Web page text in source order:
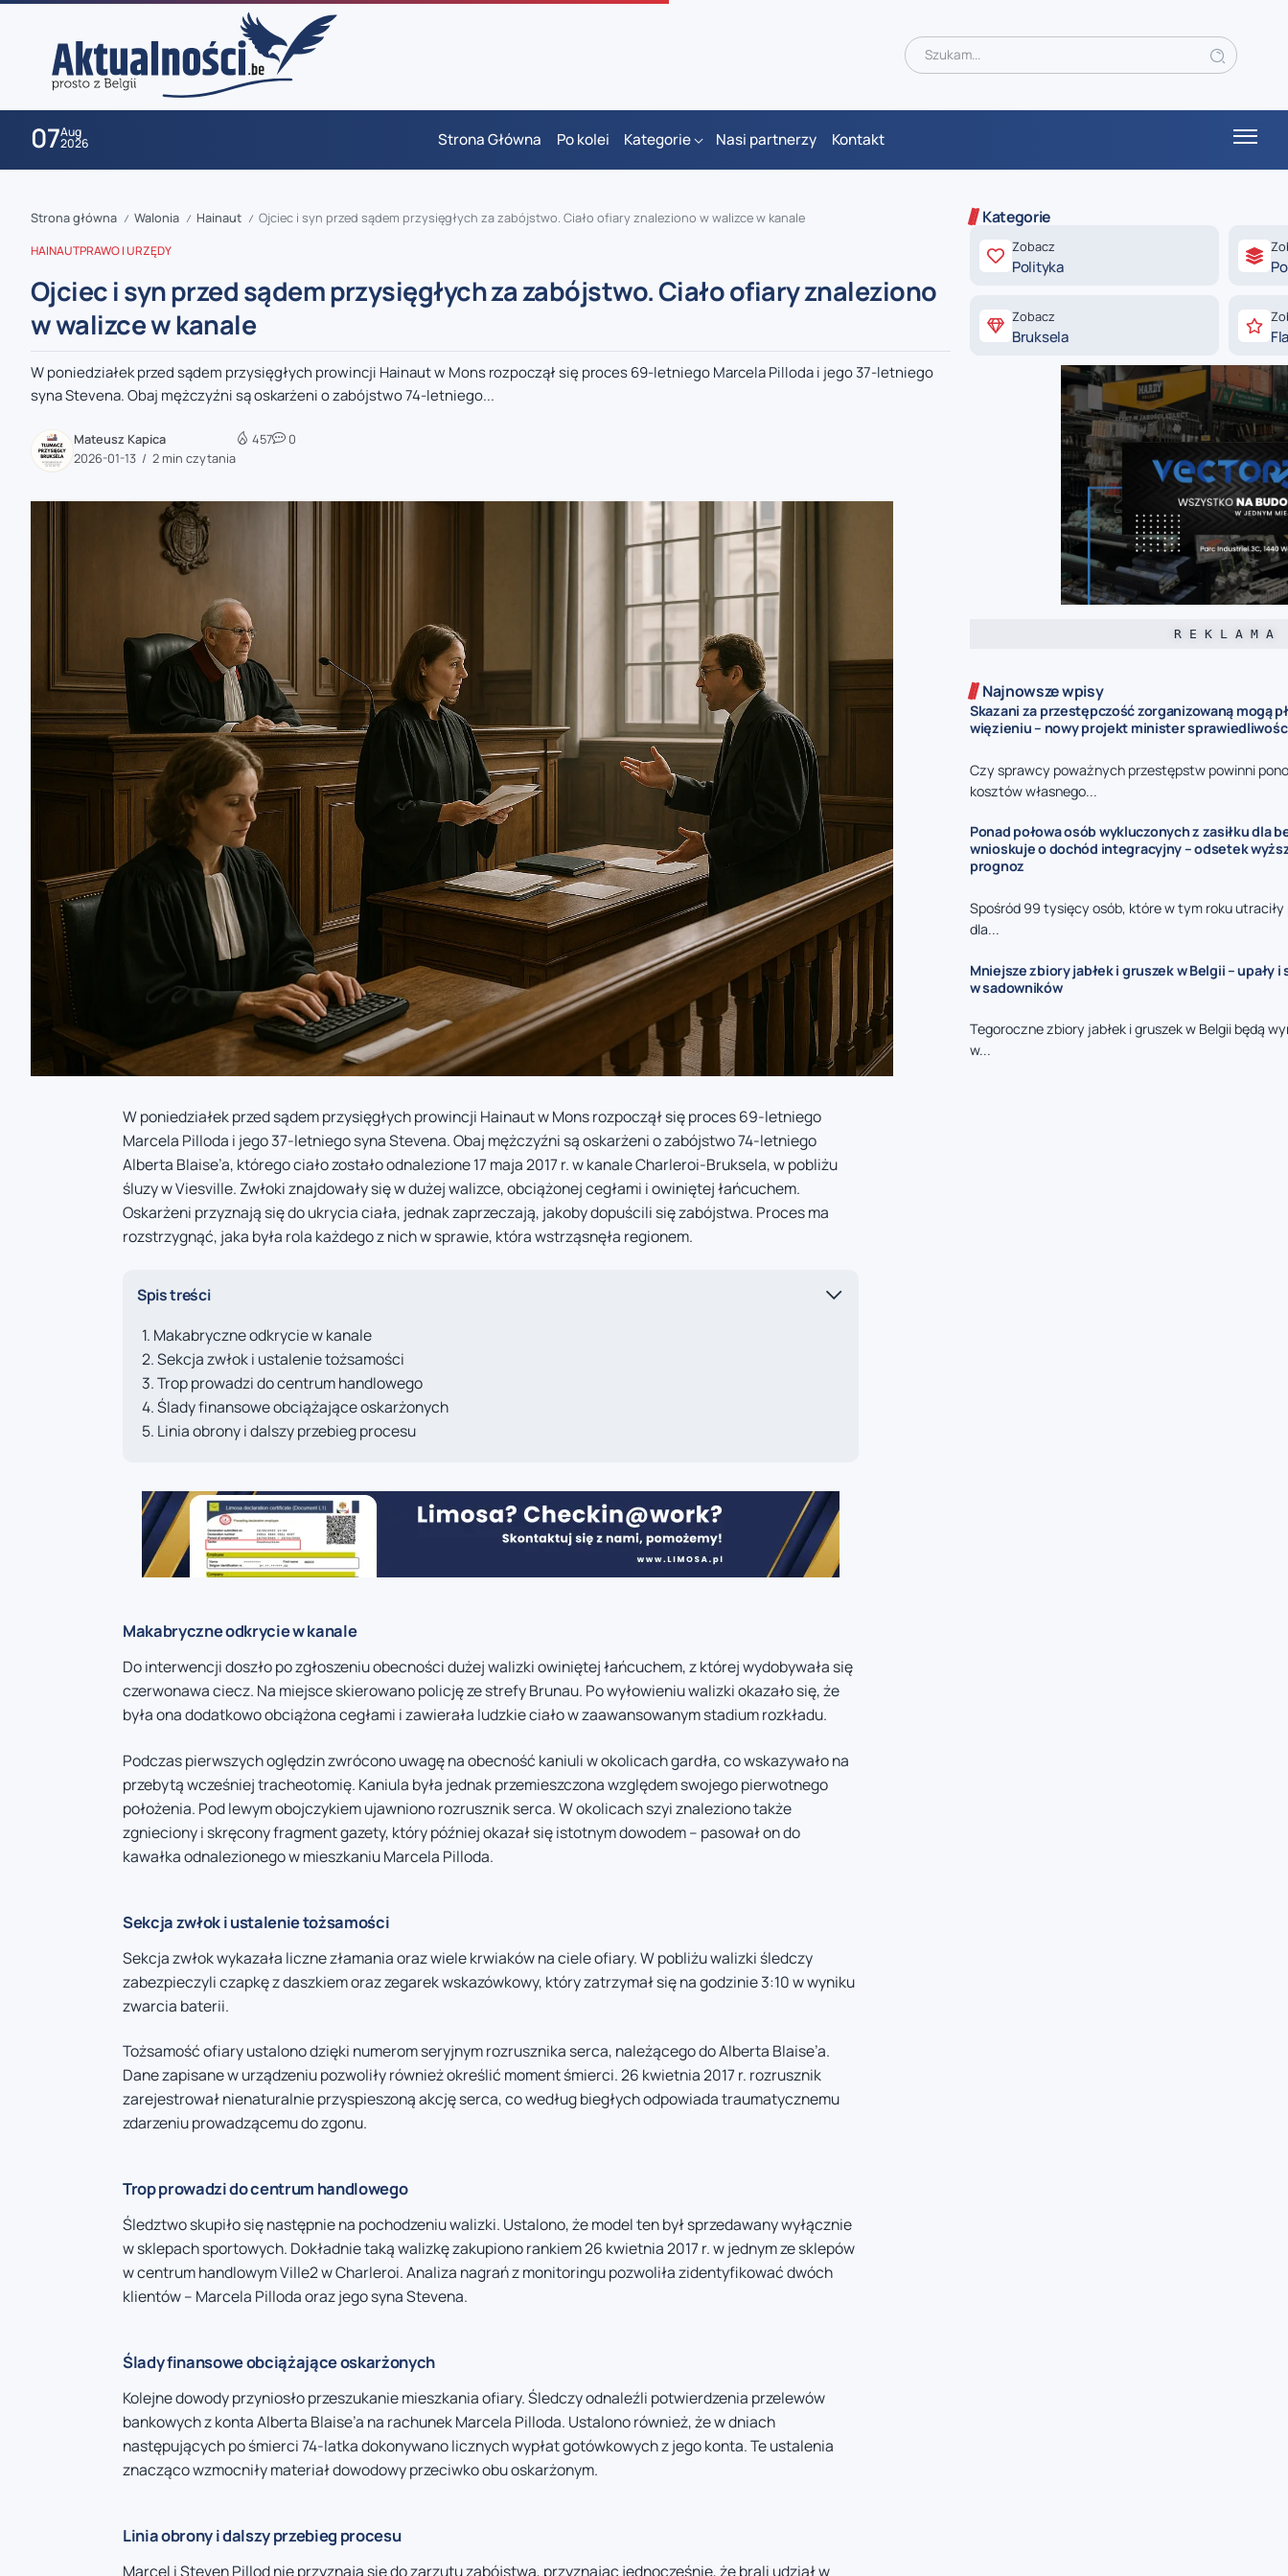
07Aug
2026 Strona Główna Po kolei Kategorie Nasi partnerzy Kontakt
zaobserwuj nas
zaobserwuj nas
zaobserwuj nas
Strona główna / Walonia / Hainaut / Ojciec i syn przed sądem przysięgłych za zabójstwo. Ciało ofiary znaleziono w walizce w kanale
HAINAUTPRAWO I URZĘDY
Ojciec i syn przed sądem przysięgłych za zabójstwo. Ciało ofiary znaleziono
w walizce w kanale
W poniedziałek przed sądem przysięgłych prowincji Hainaut w Mons rozpoczął się proces 69-letniego Marcela Pilloda i jego 37-letniego
syna Stevena. Obaj mężczyźni są oskarżeni o zabójstwo 74-letniego...
Mateusz Kapica
2026-01-13
2 min czytania
457 0
W poniedziałek przed sądem przysięgłych prowincji Hainaut w Mons rozpoczął się proces 69-letniego
Marcela Pilloda i jego 37-letniego syna Stevena. Obaj mężczyźni są oskarżeni o zabójstwo 74-letniego
Alberta Blaise’a, którego ciało zostało odnalezione 17 maja 2017 r. w kanale Charleroi-Bruksela, w pobliżu
śluzy w Viesville. Zwłoki znajdowały się w dużej walizce, obciążonej cegłami i owiniętej łańcuchem.
Oskarżeni przyznają się do ukrycia ciała, jednak zaprzeczają, jakoby dopuścili się zabójstwa. Proces ma
rozstrzygnąć, jaka była rola każdego z nich w sprawie, która wstrząsnęła regionem.
Spis treści
Makabryczne odkrycie w kanale
Sekcja zwłok i ustalenie tożsamości
Trop prowadzi do centrum handlowego
Ślady finansowe obciążające oskarżonych
Linia obrony i dalszy przebieg procesu
Makabryczne odkrycie w kanale
Do interwencji doszło po zgłoszeniu obecności dużej walizki owiniętej łańcuchem, z której wydobywała się
czerwonawa ciecz. Na miejsce skierowano policję ze strefy Brunau. Po wyłowieniu walizki okazało się, że
była ona dodatkowo obciążona cegłami i zawierała ludzkie ciało w zaawansowanym stadium rozkładu.
Podczas pierwszych oględzin zwrócono uwagę na obecność kaniuli w okolicach gardła, co wskazywało na
przebytą wcześniej tracheotomię. Kaniula była jednak przemieszczona względem swojego pierwotnego
położenia. Pod lewym obojczykiem ujawniono rozrusznik serca. W okolicach szyi znaleziono także
zgnieciony i skręcony fragment gazety, który później okazał się istotnym dowodem – pasował on do
kawałka odnalezionego w mieszkaniu Marcela Pilloda.
Sekcja zwłok i ustalenie tożsamości
Sekcja zwłok wykazała liczne złamania oraz wiele krwiaków na ciele ofiary. W pobliżu walizki śledczy
zabezpieczyli czapkę z daszkiem oraz zegarek wskazówkowy, który zatrzymał się na godzinie 3:10 w wyniku
zwarcia baterii.
Tożsamość ofiary ustalono dzięki numerom seryjnym rozrusznika serca, należącego do Alberta Blaise’a.
Dane zapisane w urządzeniu pozwoliły również określić moment śmierci. 26 kwietnia 2017 r. rozrusznik
zarejestrował nienaturalnie przyspieszoną akcję serca, co według biegłych odpowiada traumatycznemu
zdarzeniu prowadzącemu do zgonu.
Trop prowadzi do centrum handlowego
Śledztwo skupiło się następnie na pochodzeniu walizki. Ustalono, że model ten był sprzedawany wyłącznie
w sklepach sportowych. Dokładnie taką walizkę zakupiono rankiem 26 kwietnia 2017 r. w jednym ze sklepów
w centrum handlowym Ville2 w Charleroi. Analiza nagrań z monitoringu pozwoliła zidentyfikować dwóch
klientów – Marcela Pilloda oraz jego syna Stevena.
Ślady finansowe obciążające oskarżonych
Kolejne dowody przyniosło przeszukanie mieszkania ofiary. Śledczy odnaleźli potwierdzenia przelewów
bankowych z konta Alberta Blaise’a na rachunek Marcela Pilloda. Ustalono również, że w dniach
następujących po śmierci 74-latka dokonywano licznych wypłat gotówkowych z jego konta. Te ustalenia
znacząco wzmocniły materiał dowodowy przeciwko obu oskarżonym.
Linia obrony i dalszy przebieg procesu
Marcel i Steven Pillod nie przyznają się do zarzutu zabójstwa, przyznając jednocześnie, że brali udział w
Kategorie
Zobacz
Polityka
Zobacz
Bruksela
R E K L A M A
Najnowsze wpisy
Skazani za przestępczość zorganizowaną mogą
więzieniu – nowy projekt minister
Czy sprawcy poważnych przestępstw powinni
kosztów własnego...
Ponad połowa osób wykluczonych z zasiłku dla
wnioskuje o dochód integracyjny – odsetek
prognoz
Spośród 99 tysięcy osób, które w tym roku utraciły
dla...
Mniejsze zbiory jabłek i gruszek w Belgii – upały i
w sadowników
Tegoroczne zbiory jabłek i gruszek w Belgii będą
w...